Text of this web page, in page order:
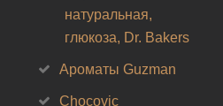
натуральная,
глюкоза, Dr. Bakers
Ароматы Guzman
Chocovic